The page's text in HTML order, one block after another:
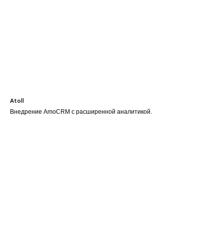
Atoll
Внедрение AmoCRM с расширенной аналитикой.